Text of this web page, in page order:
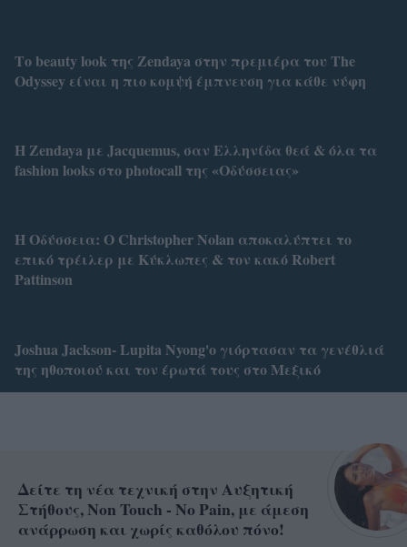
Το beauty look της Zendaya στην πρεμιέρα του The
Odyssey είναι η πιο κομψή έμπνευση για κάθε νύφη
Η Zendaya με Jacquemus, σαν Ελληνίδα θεά & όλα τα
fashion looks στο photocall της «Οδύσσειας»
Η Οδύσσεια: Ο Christopher Nolan αποκαλύπτει το
επικό τρέιλερ με Κύκλωπες & τον κακό Robert
Pattinson
Joshua Jackson- Lupita Nyong'o γιόρτασαν τα γενέθλιά
της ηθοποιού και τον έρωτά τους στο Μεξικό
Δείτε τη νέα τεχνική στην Αυξητική
Στήθους, Non Touch - No Pain, με άμεση
ανάρρωση και χωρίς καθόλου πόνο!